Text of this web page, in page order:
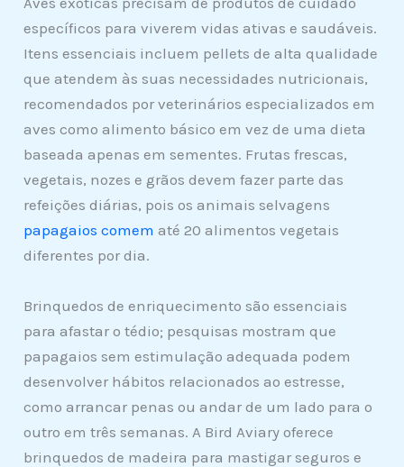
específicos para viverem vidas ativas e saudáveis.
Itens essenciais incluem pellets de alta qualidade
que atendem às suas necessidades nutricionais,
recomendados por veterinários especializados em
aves como alimento básico em vez de uma dieta
baseada apenas em sementes. Frutas frescas,
vegetais, nozes e grãos devem fazer parte das
refeições diárias, pois os animais selvagens
papagaios comem até 20 alimentos vegetais
diferentes por dia.
Brinquedos de enriquecimento são essenciais
para afastar o tédio; pesquisas mostram que
papagaios sem estimulação adequada podem
desenvolver hábitos relacionados ao estresse,
como arrancar penas ou andar de um lado para o
outro em três semanas. A Bird Aviary oferece
brinquedos de madeira para mastigar seguros e